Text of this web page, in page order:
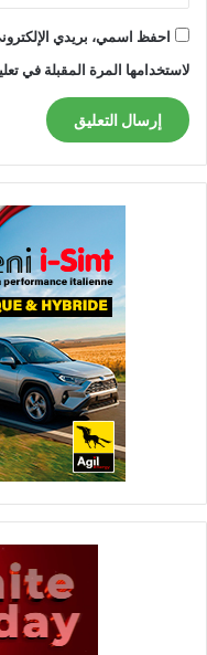
احفظ اسمي، بريدي
لاستخدامها المرة المقبلة في